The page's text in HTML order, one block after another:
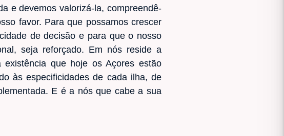
e devemos valorizá-la, compreendê-
favor. Para que possamos crescer
de decisão e para que o nosso
seja reforçado. Em nós reside a
que hoje os Açores estão
às especificidades de cada ilha, de
E é a nós que cabe a sua